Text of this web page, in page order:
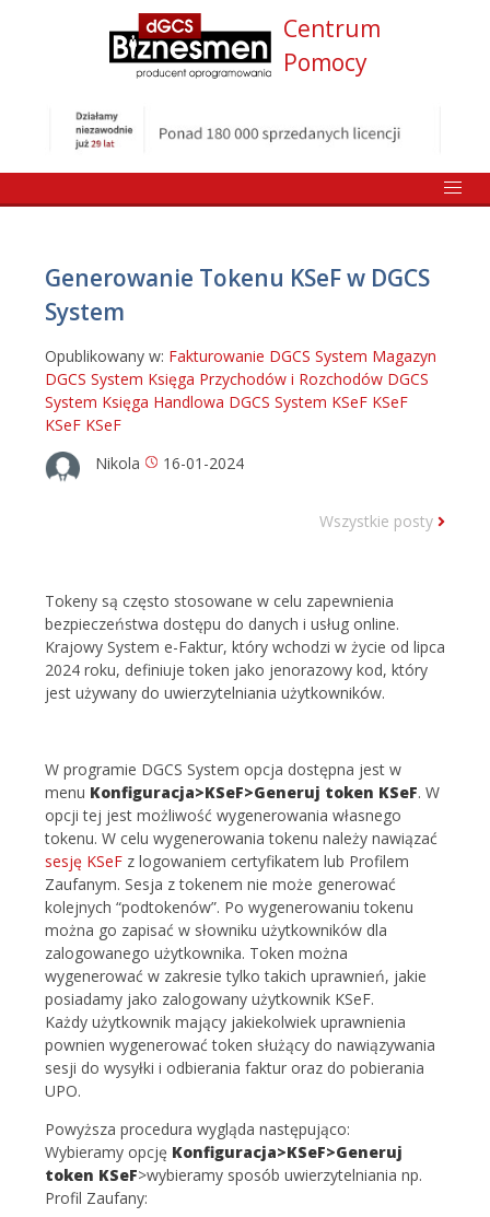
Centrum
Pomocy
Generowanie Tokenu KSeF w DGCS
System
Opublikowany w: Fakturowanie DGCS System Magazyn
DGCS System Księga Przychodów i Rozchodów DGCS
System Księga Handlowa DGCS System KSeF KSeF
KSeF KSeF
Nikola
16-01-2024
Wszystkie posty
Tokeny są często stosowane w celu zapewnienia
bezpieczeństwa dostępu do danych i usług online.
Krajowy System e-Faktur, który wchodzi w życie od lipca
2024 roku, definiuje token jako jenorazowy kod, który
jest używany do uwierzytelniania użytkowników.
W programie DGCS System opcja dostępna jest w
menu Konfiguracja>KSeF>Generuj token KSeF. W
opcji tej jest możliwość wygenerowania własnego
tokenu. W celu wygenerowania tokenu należy nawiązać
sesję KSeF z logowaniem certyfikatem lub Profilem
Zaufanym. Sesja z tokenem nie może generować
kolejnych “podtokenów”. Po wygenerowaniu tokenu
można go zapisać w słowniku użytkowników dla
zalogowanego użytkownika. Token można
wygenerować w zakresie tylko takich uprawnień, jakie
posiadamy jako zalogowany użytkownik KSeF.
Każdy użytkownik mający jakiekolwiek uprawnienia
pownien wygenerować token służący do nawiązywania
sesji do wysyłki i odbierania faktur oraz do pobierania
UPO.
Powyższa procedura wygląda następująco:
Wybieramy opcję Konfiguracja>KSeF>Generuj
token KSeF>wybieramy sposób uwierzytelniania np.
Profil Zaufany: